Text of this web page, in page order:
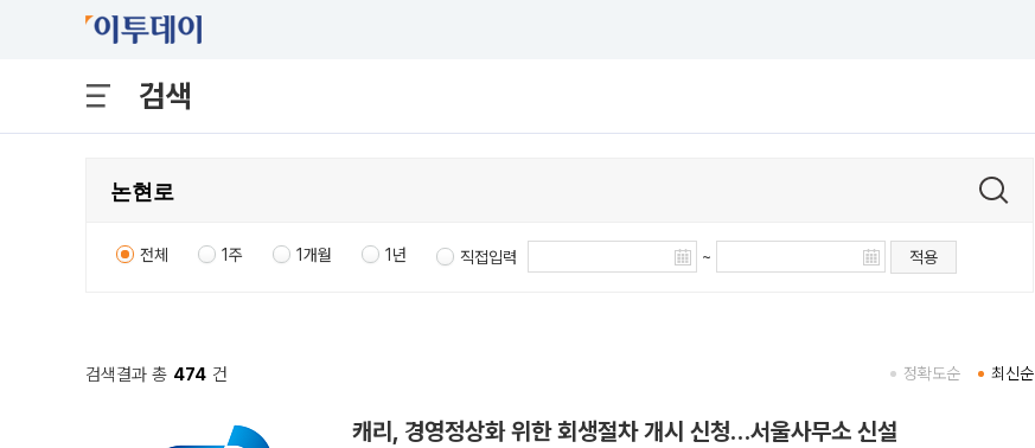
검색
전체 1주 1개월 1년 직접입력 ~ 적용
검색결과 총 474 건 최신순
정확도순
캐리, 경영정상화 위한 회생절차 개시 신청…서울사무소 신설